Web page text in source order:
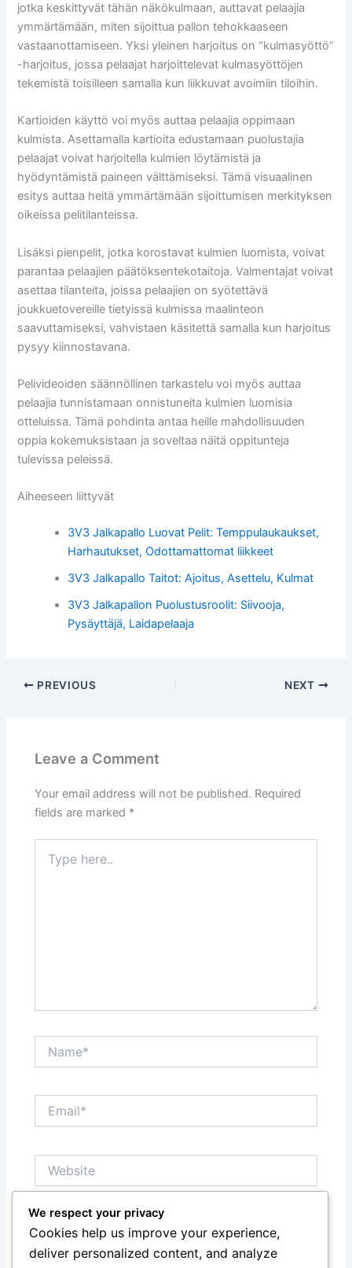
jotka keskittyvät tähän näkökulmaan, auttavat pelaajia
ymmärtämään, miten sijoittua pallon tehokkaaseen
vastaanottamiseen. Yksi yleinen harjoitus on “kulmasyöttö”
-harjoitus, jossa pelaajat harjoittelevat kulmasyöttöjen
tekemistä toisilleen samalla kun liikkuvat avoimiin tiloihin.
Kartioiden käyttö voi myös auttaa pelaajia oppimaan
kulmista. Asettamalla kartioita edustamaan puolustajia
pelaajat voivat harjoitella kulmien löytämistä ja
hyödyntämistä paineen välttämiseksi. Tämä visuaalinen
esitys auttaa heitä ymmärtämään sijoittumisen merkityksen
oikeissa pelitilanteissa.
Lisäksi pienpelit, jotka korostavat kulmien luomista, voivat
parantaa pelaajien päätöksentekotaitoja. Valmentajat voivat
asettaa tilanteita, joissa pelaajien on syötettävä
joukkuetovereille tietyissä kulmissa maalinteon
saavuttamiseksi, vahvistaen käsitettä samalla kun harjoitus
pysyy kiinnostavana.
Pelivideoiden säännöllinen tarkastelu voi myös auttaa
pelaajia tunnistamaan onnistuneita kulmien luomisia
otteluissa. Tämä pohdinta antaa heille mahdollisuuden
oppia kokemuksistaan ja soveltaa näitä oppitunteja
tulevissa peleissä.
Aiheeseen liittyvät
3V3 Jalkapallo Luovat Pelit: Temppulaukaukset,
Harhautukset, Odottamattomat liikkeet
3V3 Jalkapallo Taitot: Ajoitus, Asettelu, Kulmat
3V3 Jalkapallon Puolustusroolit: Siivooja,
Pysäyttäjä, Laidapelaaja
PREVIOUS NEXT
Leave a Comment
Your email address will not be published. Required
fields are marked *
here..
Save my name, email, and website in this browser
for the next time I comment.
We respect your privacy
Cookies help us improve your experience,
deliver personalized content, and analyze